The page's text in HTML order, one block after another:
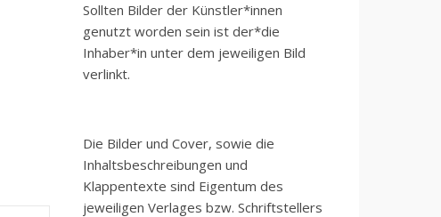
Sollten Bilder der Künstler*innen
genutzt worden sein ist der*die
Inhaber*in unter dem jeweiligen Bild
verlinkt.
Die Bilder und Cover, sowie die
Inhaltsbeschreibungen und
Klappentexte sind Eigentum des
jeweiligen Verlages bzw. Schriftstellers